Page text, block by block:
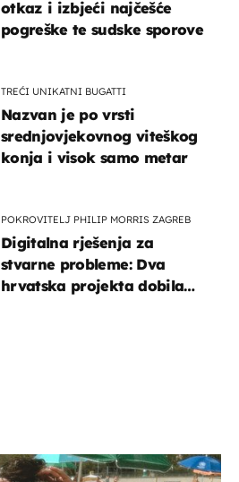
otkaz i izbjeći najčešće
pogreške te sudske sporove
TREĆI UNIKATNI BUGATTI
Nazvan je po vrsti
srednjovjekovnog viteškog
konja i visok samo metar
POKROVITELJ PHILIP MORRIS ZAGREB
Digitalna rješenja za
stvarne probleme: Dva
hrvatska projekta dobila